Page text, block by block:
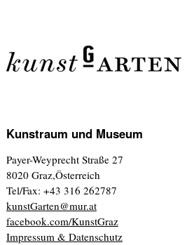
Kunstraum und Museum
Payer-Weyprecht Straße 27
8020 Graz,Österreich
Tel/Fax: +43 316 262787
kunstGarten@mur.at
facebook.com/KunstGraz
Impressum & Datenschutz